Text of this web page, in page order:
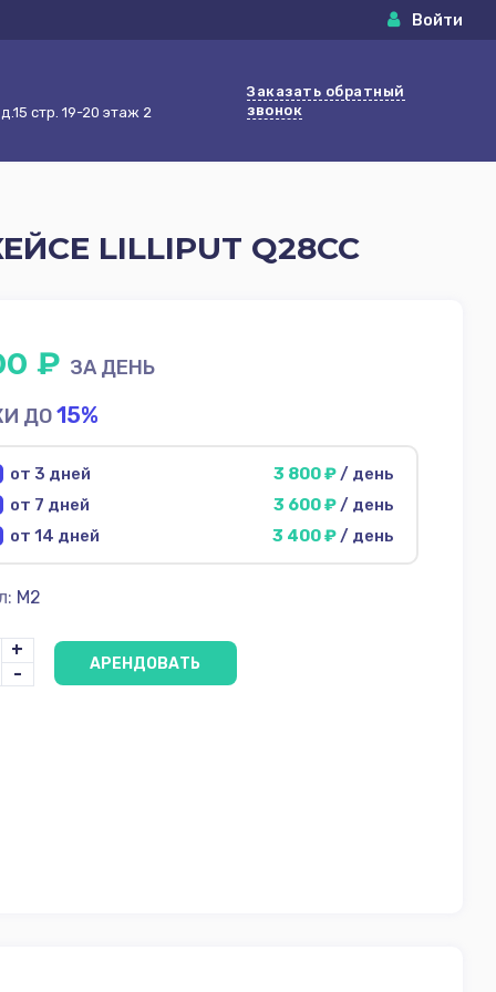
Войти
стр. 19-20 этаж 2
Заказать обратный
звонок
LILLIPUT Q28CC
₽ ЗА ДЕНЬ
ДО15%
от 3 дней 3 800 ₽/ день
от 7 дней 3 600 ₽/ день
от 14 дней 3 400 ₽/ день
M2
+
-
АРЕНДОВАТЬ